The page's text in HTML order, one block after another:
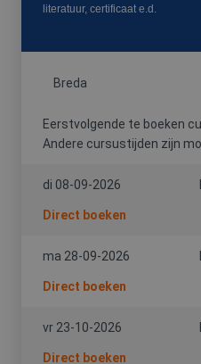
literatuur, certificaat e.d.
Breda
Eerstvolgende te boeken
Andere cursustijden zijn
di 08-09-2026
Direct boeken
ma 28-09-2026
Direct boeken
vr 23-10-2026
Direct boeken